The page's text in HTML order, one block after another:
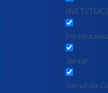
Jantar
Jornal da